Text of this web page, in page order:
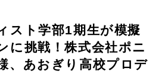
スト学部1期生が模擬
に挑戦！株式会社ポニ
、あおぎり高校プロデ